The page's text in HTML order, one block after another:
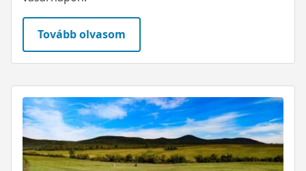
Tovább olvasom